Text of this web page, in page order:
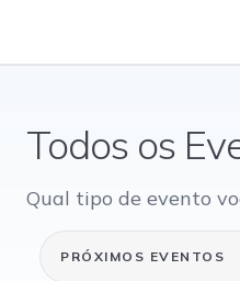
Todos os
Qual tipo de evento
PRÓXIMOS EVENTOS